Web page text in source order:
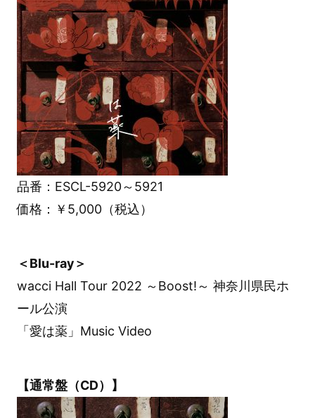
品番：ESCL-5920～5921
価格：￥5,000（税込）
＜Blu-ray＞
wacci Hall Tour 2022 ～Boost!～ 神奈川県民ホ
ール公演
「愛は薬」Music Video
【通常盤（CD）】